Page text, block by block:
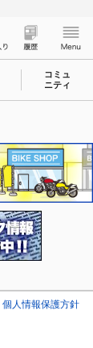
コミュ
ニティ
個人情報保護方針